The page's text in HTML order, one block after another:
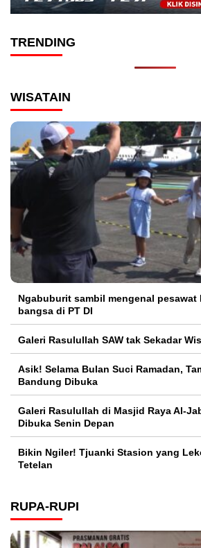
TRENDING
WISATAIN
Ngabuburit sambil mengenal pesawat
bangsa di PT DI
Galeri Rasulullah SAW tak Sekadar
Asik! Selama Bulan Suci Ramadan,
Bandung Dibuka
Galeri Rasulullah di Masjid Raya Al-
Dibuka Senin Depan
Bikin Ngiler! Tjuanki Stasion yang
Tetelan
RUPA-RUPI